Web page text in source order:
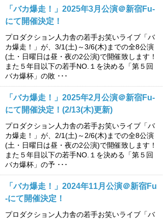
「バカ爆走！」2025年3月公演＠新宿Fu-
にて開催決定！
プロダクション人力舎の若手お笑いライブ「バ
カ爆走！」が、3/1(土)～3/6(木)までの全8公演
(土・日曜日は昼・夜の2公演)で開催致します！
また５年目以下の若手NO.１を決める「第５回
バカ爆杯」の敗 ･･･
「バカ爆走！」2025年2月公演＠新宿Fu-
にて開催決定！(2/13(木)更新)
プロダクション人力舎の若手お笑いライブ「バ
カ爆走！」が、2/1(土)～2/6(木)までの全8公演
(土・日曜日は昼・夜の2公演)で開催致します！
また５年目以下の若手NO.１を決める「第５回
バカ爆杯」の予 ･･･
「バカ爆走！」2024年11月公演＠新宿Fu
-にて開催決定！
プロダクション人力舎の若手お笑いライブ「バ